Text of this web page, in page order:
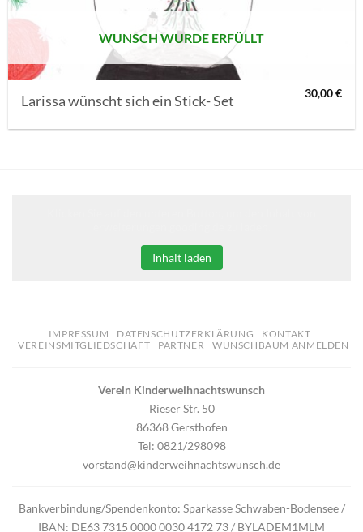
WUNSCH WURDE ERFÜLLT
Larissa wünscht sich ein Stick- Set 30,00€
Inhalt laden
IMPRESSUM DATENSCHUTZERKLÄRUNG
KONTAKT
VEREINSMITGLIEDSCHAFT
PARTNER WUNSCHBAUM ANMELDEN
Verein Kinderweihnachtswunsch
Rieser Str. 50
86368 Gersthofen
Tel: 0821/298098
vorstand@kinderweihnachtswunsch.de
Bankverbindung/Spendenkonto: Sparkasse Schwaben-Bodensee /
IBAN: DE63 7315 0000 0030 4172 73 / BYLADEM1MLM